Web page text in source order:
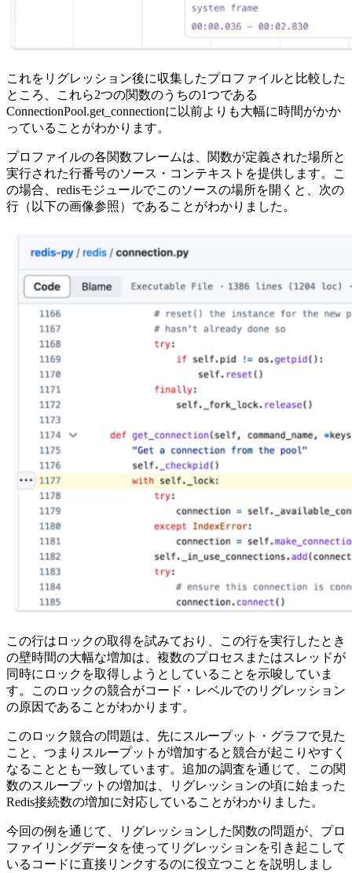
これをリグレッション後に収集したプロファイルと比較した
ところ、これら2つの関数のうちの1つである
ConnectionPool.get_connectionに以前よりも大幅に時間がかか
っていることがわかります。
プロファイルの各関数フレームは、関数が定義された場所と
実行された行番号のソース・コンテキストを提供します。こ
の場合、redisモジュールでこのソースの場所を開くと、次の
行（以下の画像参照）であることがわかりました。
この行はロックの取得を試みており、この行を実行したとき
の壁時間の大幅な増加は、複数のプロセスまたはスレッドが
同時にロックを取得しようとしていることを示唆していま
す。このロックの競合がコード・レベルでのリグレッション
の原因であることがわかります。
このロック競合の問題は、先にスループット・グラフで見た
こと、つまりスループットが増加すると競合が起こりやすく
なることとも一致しています。追加の調査を通じて、この関
数のスループットの増加は、リグレッションの頃に始まった
Redis接続数の増加に対応していることがわかりました。
今回の例を通じて、リグレッションした関数の問題が、プロ
ファイリングデータを使ってリグレッションを引き起こして
いるコードに直接リンクするのに役立つことを説明しまし